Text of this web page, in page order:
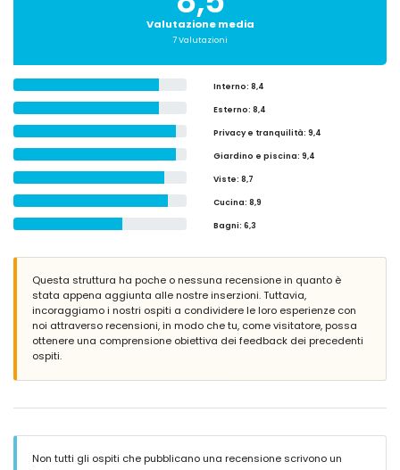
Valutazione media
7 Valutazioni
Interno: 8,4
Esterno: 8,4
Privacy e tranquilità: 9,4
Giardino e piscina: 9,4
Viste: 8,7
Cucina: 8,9
Bagni: 6,3
Questa struttura ha poche o nessuna recensione in quanto è
stata appena aggiunta alle nostre inserzioni. Tuttavia,
incoraggiamo i nostri ospiti a condividere le loro esperienze con
noi attraverso recensioni, in modo che tu, come visitatore, possa
ottenere una comprensione obiettiva dei feedback dei precedenti
ospiti.
Non tutti gli ospiti che pubblicano una recensione scrivono un